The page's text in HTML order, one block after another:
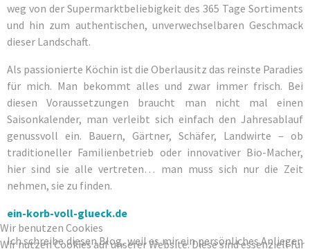
weg von der Supermarktbeliebigkeit des 365 Tage Sortiments
und hin zum authentischen, unverwechselbaren Geschmack
dieser Landschaft.
Als passionierte Köchin ist die Oberlausitz das reinste Paradies
für mich. Man bekommt alles und zwar immer frisch. Bei
diesen Voraussetzungen braucht man nicht mal einen
Saisonkalender, man verleibt sich einfach den Jahresablauf
genussvoll ein. Bauern, Gärtner, Schäfer, Landwirte – ob
traditioneller Familienbetrieb oder innovativer Bio-Macher,
hier sind sie alle vertreten… man muss sich nur die Zeit
nehmen, sie zu finden.
ein-korb-voll-glueck.de
Ich schreibe diesen Blog, weil es mir ein persönliches Anliegen
Wir benutzen Cookies
Wir nutzen Cookies auf unserer Website. Diese sind essenziell für